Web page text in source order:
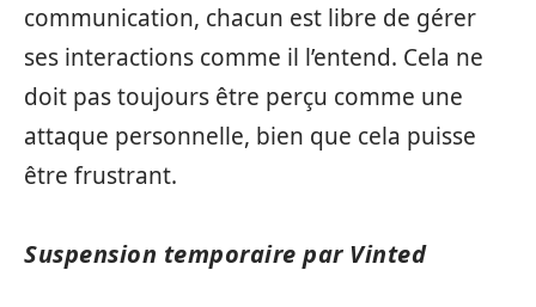
communication, chacun est libre de gérer
ses interactions comme il l’entend. Cela ne
doit pas toujours être perçu comme une
attaque personnelle, bien que cela puisse
être frustrant.
Suspension temporaire par Vinted